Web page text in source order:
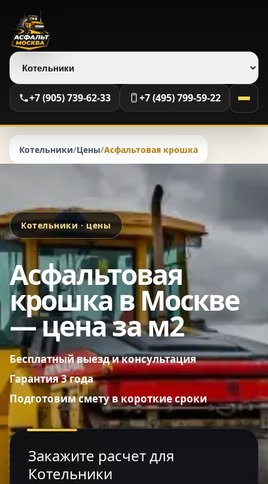
Выберите регион
+7 (905) 739-62-33 +7 (495) 799-59-22
Котельники/Цены/Асфальтовая крошка
Котельники · цены
Асфальтовая
крошка в Москве
— цена за м2
Бесплатный выезд и консультация
Гарантия 3 года
Подготовим смету в короткие сроки
Закажите расчет для
Котельники